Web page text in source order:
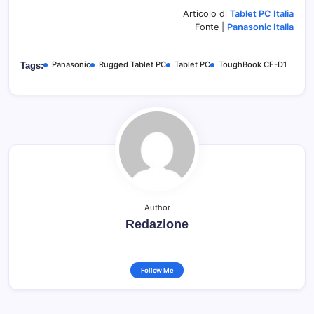
Articolo di Tablet PC Italia
Fonte | Panasonic Italia
Tags: Panasonic Rugged Tablet PC Tablet PC ToughBook CF-D1
Author
Redazione
Follow Me